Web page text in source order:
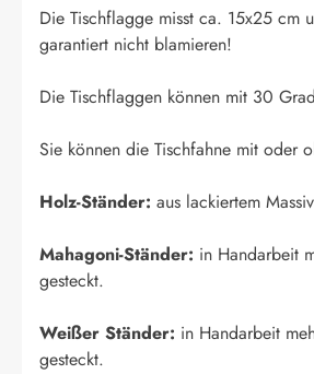
Die Tischflagge misst ca. 15x25 cm
garantiert nicht blamieren!
Die Tischflaggen können mit 30
Sie können die Tischfahne mit oder
Holz-Ständer: aus lackiertem
Mahagoni-Ständer: in Handarbeit
gesteckt.
Weißer Ständer: in Handarbeit
gesteckt.